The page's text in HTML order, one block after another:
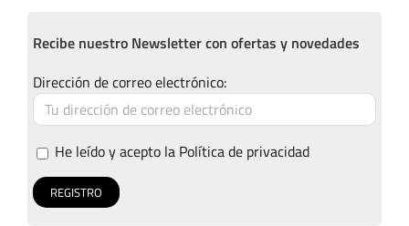
Recibe nuestro Newsletter con ofertas y novedades
Dirección de correo electrónico:
He leído y acepto la Política de privacidad